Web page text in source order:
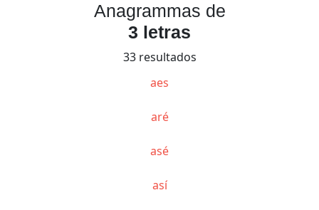
Anagrammas de
3 letras
33 resultados
aes
aré
asé
así